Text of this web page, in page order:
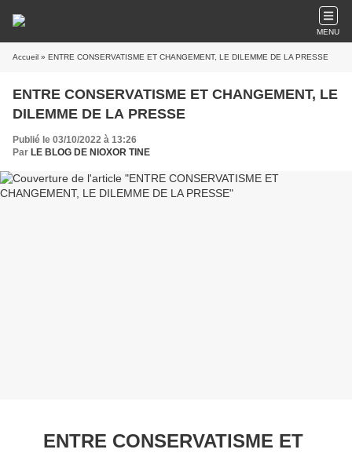
MENU
Accueil » ENTRE CONSERVATISME ET CHANGEMENT, LE DILEMME DE LA PRESSE
ENTRE CONSERVATISME ET CHANGEMENT, LE
DILEMME DE LA PRESSE
Publié le 03/10/2022 à 13:26
Par LE BLOG DE NIOXOR TINE
ENTRE CONSERVATISME ET